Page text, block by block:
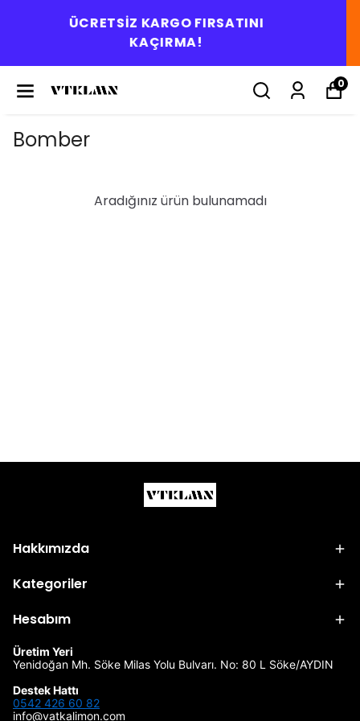
FIRSATINI
Tüm
0
Bomber
Aradığınız ürün bulunamadı
Hakkımızda
Kategoriler
Hesabım
Üretim Yeri
Yenidoğan Mh. Söke Milas Yolu Bulvarı. No: 80 L Söke/AYDIN
Destek Hattı
0542 426 60 82
info@vatkalimon.com